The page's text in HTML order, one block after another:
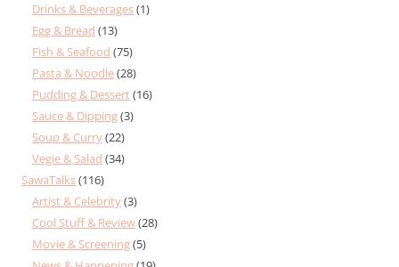
Drinks & Beverages(1)
Egg & Bread (13)
Fish & Seafood (75)
Pasta & Noodle(28)
Pudding & Dessert(16)
Sauce & Dipping(3)
Soup & Curry(22)
Vegie & Salad (34)
SawaTalks(116)
Artist & Celebrity(3)
Cool Stuff & Review(28)
Movie & Screening(5)